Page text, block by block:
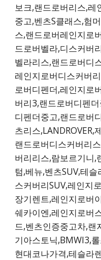
보크,랜드로버리스,레
중고,벤츠S클래스,험
스,랜드로버레인지로
드로버벨라,디스커버
벨라리스,랜드로버디
레인지로버디스커버
로버디펜더,레인지로
버리3,랜드로버디펜
디펜더중고,랜드로버
츠리스
랜드로버디스커버리
버리리스,람보르기니,
텀,베뉴,벤츠SUV,테
스커버리SUV,레인지
장기렌트,레인지로버
쉐카이엔,레인지로버
드,벤츠인증중고차,랜
기아스토닉,BMWI3,
현대코나가격,테슬라